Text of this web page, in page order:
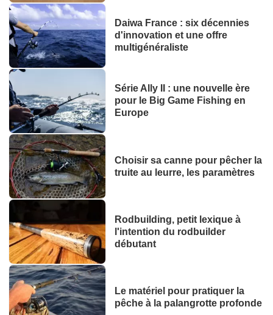
Daiwa France : six décennies
d'innovation et une offre
multigénéraliste
Série Ally II : une nouvelle ère
pour le Big Game Fishing en
Europe
Choisir sa canne pour pêcher la
truite au leurre, les paramètres
Rodbuilding, petit lexique à
l'intention du rodbuilder
débutant
Le matériel pour pratiquer la
pêche à la palangrotte profonde